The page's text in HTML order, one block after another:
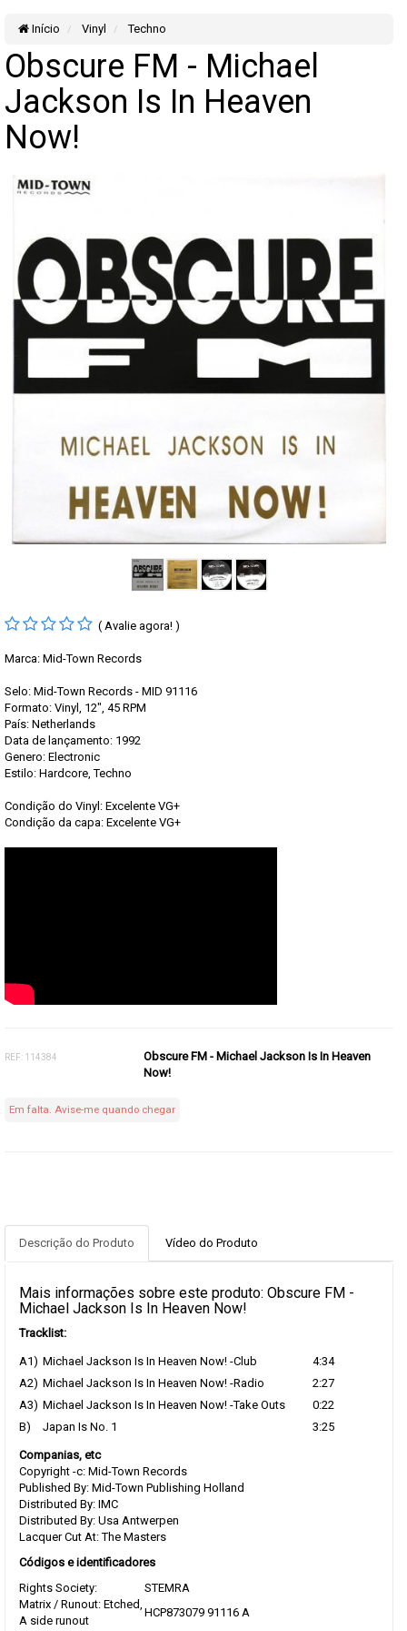
Início Vinyl Techno
Obscure FM - Michael
Jackson Is In Heaven
Now!
( Avalie agora! )
Marca: Mid-Town Records
Selo: Mid-Town Records - MID 91116
Formato: Vinyl, 12", 45 RPM
País: Netherlands
Data de lançamento: 1992
Genero: Electronic
Estilo: Hardcore, Techno
Condição do Vinyl: Excelente VG+
Condição da capa: Excelente VG+
REF: 114384
Obscure FM - Michael Jackson Is In Heaven
Now!
Em falta. Avise-me quando chegar
Descrição do Produto Vídeo do Produto
Mais informações sobre este produto: Obscure FM -
Michael Jackson Is In Heaven Now!
Tracklist:
A1) Michael Jackson Is In Heaven Now! -Club
4:34
A2) Michael Jackson Is In Heaven Now! -Radio
2:27
A3) Michael Jackson Is In Heaven Now! -Take Outs
0:22
B)
Japan Is No. 1 3:25
Companias, etc
Copyright -c: Mid-Town Records
Published By: Mid-Town Publishing Holland
Distributed By: IMC
Distributed By: Usa Antwerpen
Lacquer Cut At: The Masters
Códigos e identificadores
Rights Society:
STEMRA
Matrix / Runout: Etched,
A side runout
HCP873079 91116 A